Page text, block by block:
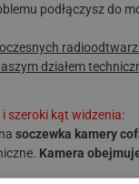
podłączysz do
działem
szeroki kąt widzenia:
soczewka kamery
Kamera